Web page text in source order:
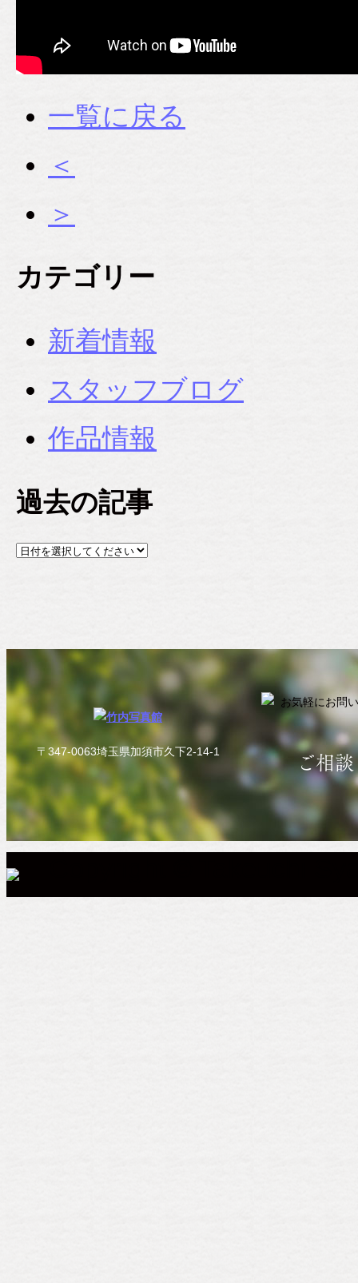
一覧に戻る
＜
＞
カテゴリー
新着情報
スタッフブログ
作品情報
過去の記事
〒347-0063埼玉県加須市久下2-14-1
ご相